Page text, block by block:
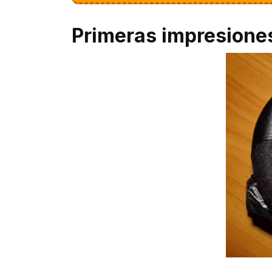
Primeras